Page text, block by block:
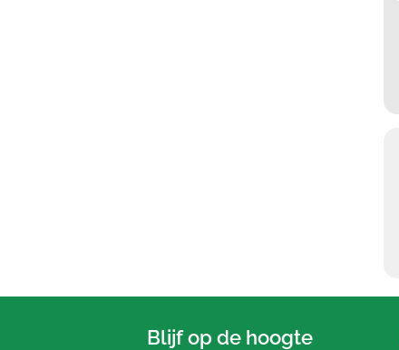
Blijf op de hoogte